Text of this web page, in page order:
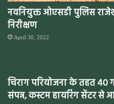
नवनियुक्त ओएसडी पुलिस
निरीक्षण
April 30, 2022
चिराग परियोजना के तहत
संपन्न, कस्टम हायरिंग सेंटर से